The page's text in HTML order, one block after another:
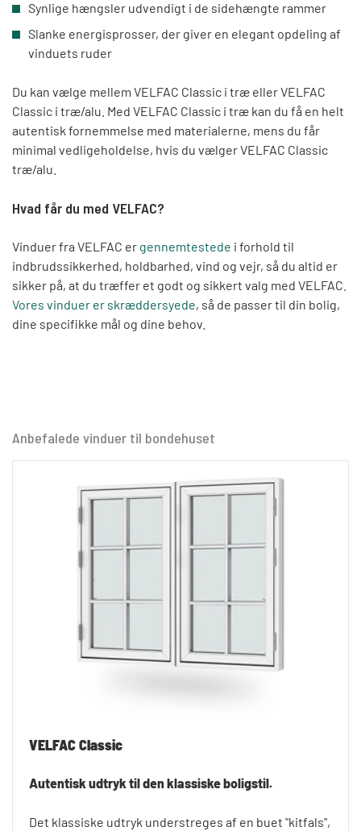
Synlige hængsler udvendigt i de sidehængte rammer
Slanke energisprosser, der giver en elegant opdeling af
vinduets ruder
Du kan vælge mellem VELFAC Classic i træ eller VELFAC
Classic i træ/alu. Med VELFAC Classic i træ kan du få en helt
autentisk fornemmelse med materialerne, mens du får
minimal vedligeholdelse, hvis du vælger VELFAC Classic
træ/alu.
Hvad får du med VELFAC?
Vinduer fra VELFAC er gennemtestede i forhold til
indbrudssikkerhed, holdbarhed, vind og vejr, så du altid er
sikker på, at du træffer et godt og sikkert valg med VELFAC.
Vores vinduer er skræddersyede, så de passer til din bolig,
dine specifikke mål og dine behov.
Anbefalede vinduer til bondehuset
VELFAC Classic
Autentisk udtryk til den klassiske boligstil.
Det klassiske udtryk understreges af en buet "kitfals",